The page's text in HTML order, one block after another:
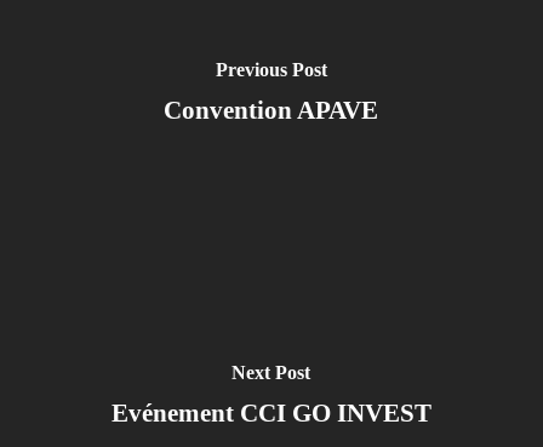
Previous Post
Convention APAVE
Next Post
Evénement CCI GO INVEST